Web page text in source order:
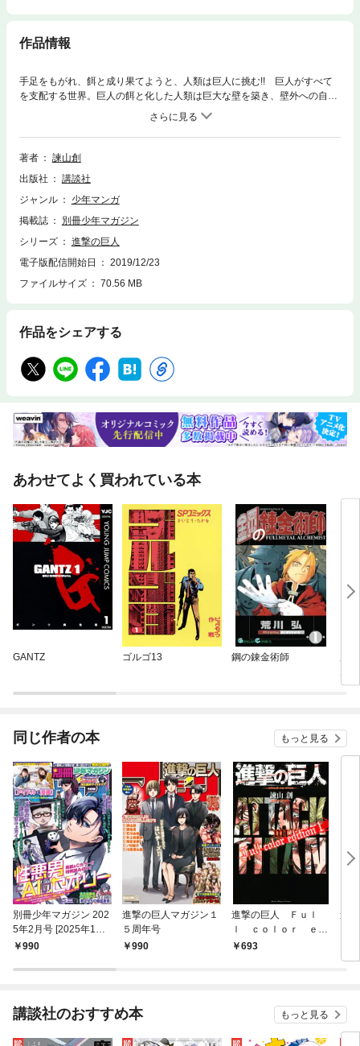
作品情報
手足をもがれ、餌と成り果てようと、人類は巨人に挑む!! 巨人がすべて
を支配する世界。巨人の餌と化した人類は巨大な壁を築き、壁外への自由
と引き換えに侵略を防いでいた。だが名ばかりの平和は壁を越える大巨人
の出現により崩れ、絶望の戦いが始まってしまう。――震える手で、それ
でもあなたはページを捲る。超大作アクション誕生！ これが21世紀の王
道少年漫画だ!!
著者
諫山創
出版社
講談社
ジャンル
少年マンガ
掲載誌
別冊少年マガジン
シリーズ
進撃の巨人
電子版配信開始日
2019/12/23
ファイルサイズ
70.56 MB
作品をシェアする
あわせてよく買われている本
GANTZ ゴルゴ13 鋼の錬金術師
同じ作者の本 もっと見る
別冊少年マガジン 202
5年2月号 [2025年1月9
日発売]
990
進撃の巨人マガジン１
５周年号
990
進撃の巨人 Ｆｕｌ
ｌ ｃｏｌｏｒ ｅｄ
ｉｔｉｏｎ（１）
693
進
講談社のおすすめ本 もっと見る